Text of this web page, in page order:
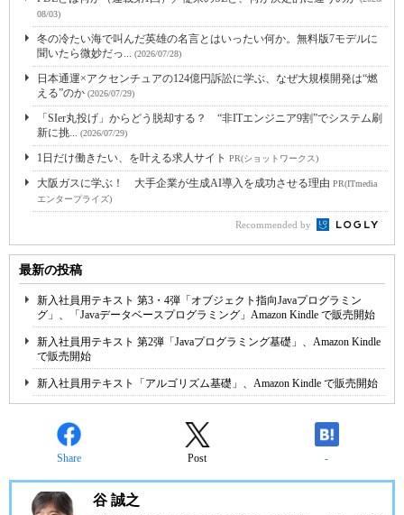
08/03)
冬の冷たい海で叫んだ英雄の名言とはいったい何か。無料版7モデルに
聞いたら微妙だっ... (2026/07/28)
日本通運×アクセンチュアの124億円訴訟に学ぶ、なぜ大規模開発は“燃
える”のか (2026/07/29)
「SIer丸投げ」からどう脱却する？ “非ITエンジニア9割”でシステム刷
新に挑... (2026/07/29)
1日だけ働きたい、を叶える求人サイト PR(ショットワークス)
大阪ガスに学ぶ！ 大手企業が生成AI導入を成功させる理由 PR(ITmedia
エンタープライズ)
Recommended by
最新の投稿
新入社員用テキスト 第3・4弾「オブジェクト指向Javaプログラミン
グ」、「Javaデータベースプログラミング」Amazon Kindle で販売開始
新入社員用テキスト 第2弾「Javaプログラミング基礎」、Amazon Kindle
で販売開始
新入社員用テキスト「アルゴリズム基礎」、Amazon Kindle で販売開始
Share Post -
谷 誠之